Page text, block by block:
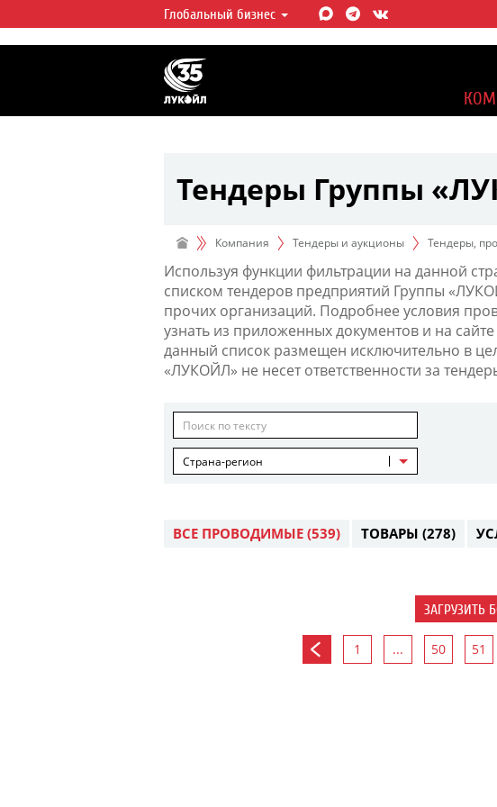
ЛУКОЙЛ СЕГОДНЯ
ЛУКОЙЛ — одна из крупнейших вертикально
интегрированных нефтегазовых компаний в
мире, на долю которой приходится более 2%
мировой добычи нефти и около 1%
Глобальный бизнес
Тендеры Группы
Компания Тендеры и аукционы Тендеры,
Используя функции фильтрации на данной
списком тендеров предприятий Группы
прочих организаций. Подробнее условия
узнать из приложенных документов и на
данный список размещен исключительно в
«ЛУКОЙЛ» не несет ответственности за
Страна-регион
ВСЕ ПРОВОДИМЫЕ (539) ТОВАРЫ (278)
ЗАГРУЗИТЬ
1 ... 50 51